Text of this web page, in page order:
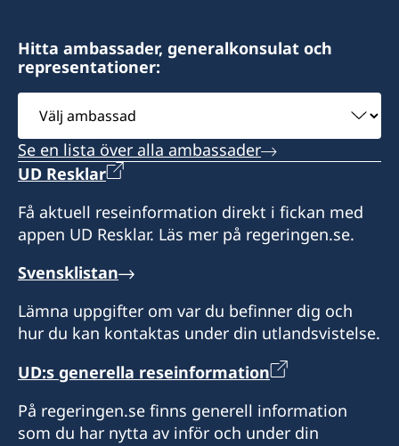
Hitta ambassader, generalkonsulat och
representationer:
Välj
ambassad
Se en lista över alla ambassader
UD Resklar
Få aktuell reseinformation direkt i fickan med
appen UD Resklar. Läs mer på regeringen.se.
Svensklistan
Lämna uppgifter om var du befinner dig och
hur du kan kontaktas under din utlandsvistelse.
UD:s generella reseinformation
På regeringen.se finns generell information
som du har nytta av inför och under din